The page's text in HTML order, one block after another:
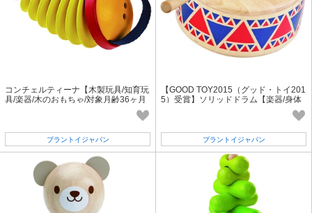
コンチェルティーナ【木製玩具/知育玩
具/楽器/木のおもちゃ/対象月齢36ヶ月
プラントイジャパン
【GOOD TOY2015（グッド・トイ201
5）受賞】ソリッドドラム【楽器/身体
プラントイジャパン